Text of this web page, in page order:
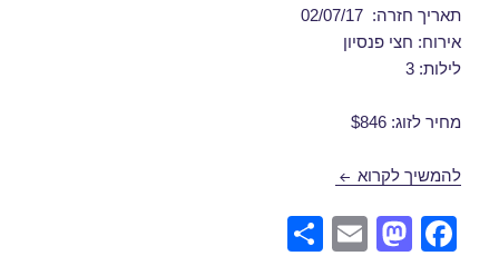
תאריך חזרה: 02/07/17
אירוח: חצי פנסיון
לילות: 3
מחיר לזוג: $846
להמשיך לקרוא חבילות נופש לרודוס חצי פנסיון 29/06/2017
F
M
E